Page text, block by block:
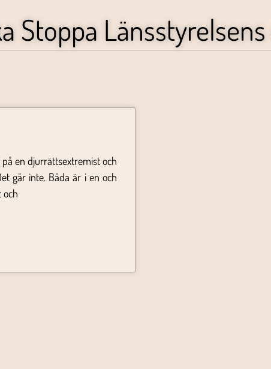
Stoppa Länsstyrelsens
en djurrättsextremist och
går inte. Båda är i en och
och